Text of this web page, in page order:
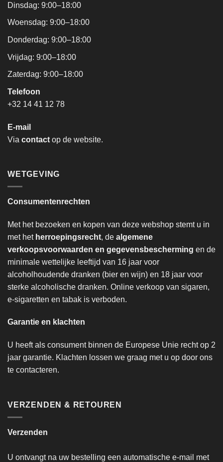
Dinsdag: 9:00–18:00
Woensdag: 9:00–18:00
Donderdag: 9:00–18:00
Vrijdag: 9:00–18:00
Zaterdag: 9:00–18:00
Telefoon
+32 14 41 12 78
E-mail
Via contact op de website.
WETGEVING
Consumentenrechten
Met het bezoeken en kopen van deze webshop stemt u in
met het herroepingsrecht, de algemene
verkoopsvoorwaarden en gegevensbescherming en de
minimale wettelijke leeftijd van 16 jaar voor
alcoholhoudende dranken (bier en wijn) en 18 jaar voor
sterke alcoholische dranken. Online verkoop van sigaren,
e-sigaretten en tabak is verboden.
Garantie en klachten
U heeft als consument binnen de Europese Unie recht op 2
jaar garantie. Klachten lossen we graag met u op door ons
te contacteren.
VERZENDEN & RETOUREN
Verzenden
U ontvangt na uw bestelling een automatische e-mail met